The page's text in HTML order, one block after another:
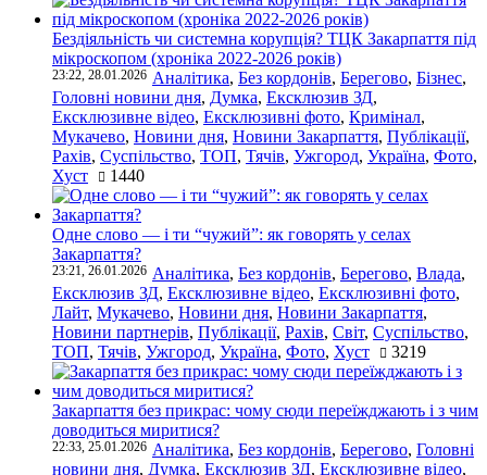
Бездіяльність чи системна корупція? ТЦК Закарпаття під
мікроскопом (хроніка 2022-2026 років)
23:22, 28.01.2026 Аналітика, Без кордонів, Берегово, Бізнес,
Головні новини дня, Думка, Ексклюзив ЗД,
Ексклюзивне відео, Ексклюзивні фото, Кримінал,
Мукачево, Новини дня, Новини Закарпаття, Публікації,
Рахів, Суспільство, ТОП, Тячів, Ужгород, Україна, Фото,
Хуст
1440
Одне слово — і ти “чужий”: як говорять у селах
Закарпаття?
23:21, 26.01.2026 Аналітика, Без кордонів, Берегово, Влада,
Ексклюзив ЗД, Ексклюзивне відео, Ексклюзивні фото,
Лайт, Мукачево, Новини дня, Новини Закарпаття,
Новини партнерів, Публікації, Рахів, Світ, Суспільство,
ТОП, Тячів, Ужгород, Україна, Фото, Хуст 3219
Закарпаття без прикрас: чому сюди переїжджають і з чим
доводиться миритися?
22:33, 25.01.2026 Аналітика, Без кордонів, Берегово, Головні
новини дня, Думка, Ексклюзив ЗД, Ексклюзивне відео,